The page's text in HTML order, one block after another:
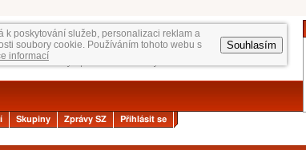
k poskytování služeb, personalizaci reklam a
soubory cookie. Používáním tohoto webu s
informací
Souhlasím
Skupiny Zprávy SZ
Přihlásit se